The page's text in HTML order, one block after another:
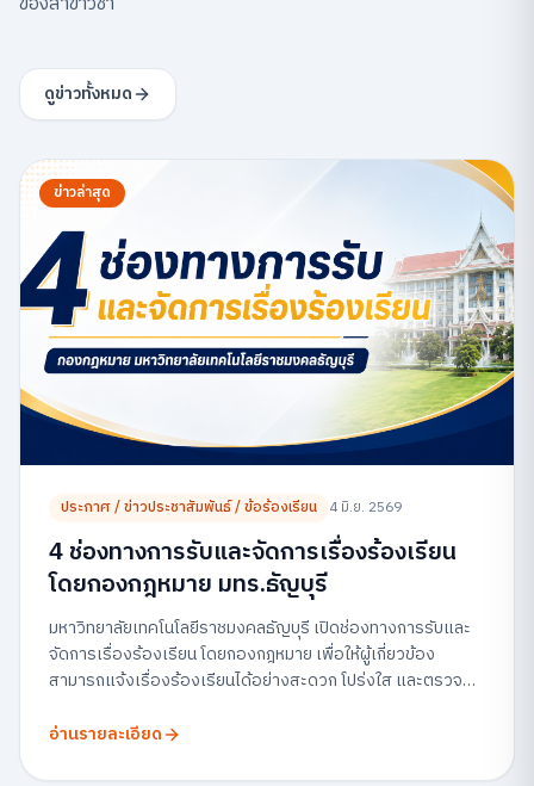
ดูข่าวทั้งหมด
ข่าวล่าสุด
ประกาศ / ข่าวประชาสัมพันธ์ / ข้อร้องเรียน 4 มิ.ย. 2569
4 ช่องทางการรับและจัดการเรื่องร้องเรียน
โดยกองกฎหมาย มทร.ธัญบุรี
มหาวิทยาลัยเทคโนโลยีราชมงคลธัญบุรี เปิดช่องทางการรับและ
จัดการเรื่องร้องเรียน โดยกองกฎหมาย เพื่อให้ผู้เกี่ยวข้อง
สามารถแจ้งเรื่องร้องเรียนได้อย่างสะดวก โปร่งใส และตรวจ
อ่านรายละเอียด